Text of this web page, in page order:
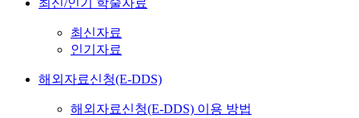
최신/인기 학술자료
최신자료
인기자료
해외자료신청(E-DDS)
해외자료신청(E-DDS) 이용 방법